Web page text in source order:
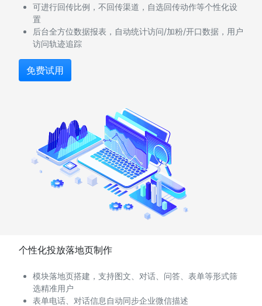
可进行回传比例，不回传渠道，自选回传动作等个性化设
置
后台全方位数据报表，自动统计访问/加粉/开口数据，用户
访问轨迹追踪
免费试用
个性化投放落地页制作
模块落地页搭建，支持图文、对话、问答、表单等形式筛
选精准用户
表单电话、对话信息自动同步企业微信描述